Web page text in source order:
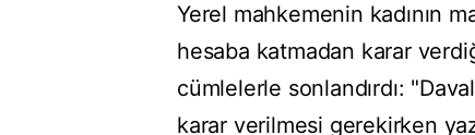
Yerel mahkemenin kadının
hesaba katmadan karar
cümlelerle sonlandırdı:
karar verilmesi gerekirken